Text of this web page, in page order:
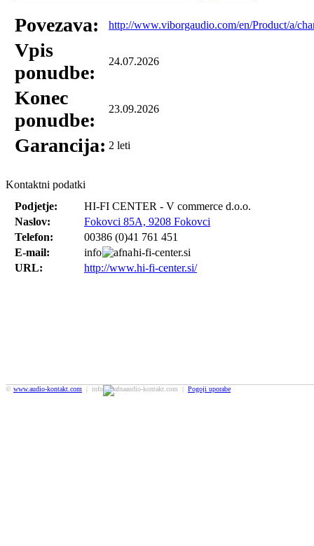
Povezava:
http://www.viborgaudio.com/en/Product/a/
Vpis
ponudbe:
24.07.2026
Konec
ponudbe:
23.09.2026
Garancija: 2 leti
Kontaktni podatki
Podjetje:
HI-FI CENTER - V commerce d.o.o.
Naslov:
Fokovci 85A, 9208 Fokovci
Telefon:
00386 (0)41 761 451
E-mail:
info
hi-fi-center.si
URL:
http://www.hi-fi-center.si/
© www.audio-kontakt.com | info audio-kontakt.com | Pogoji uporabe